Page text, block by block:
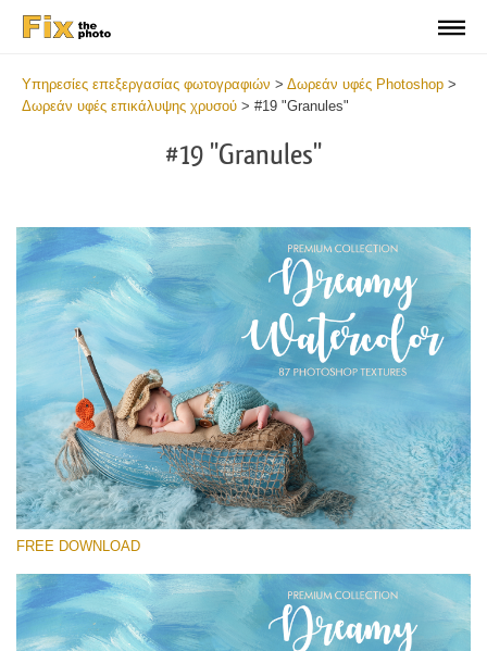
Υπηρεσίες επεξεργασίας φωτογραφιών > Δωρεάν υφές Photoshop >
Δωρεάν υφές επικάλυψης χρυσού > #19 "Granules"
#19 "Granules"
Please select
Small 800*533px
Dreamy Watercolor
FREE DOWNLOAD